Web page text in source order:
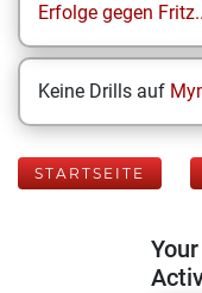
Erfolge gegen
Keine Drills auf
STARTSEITE